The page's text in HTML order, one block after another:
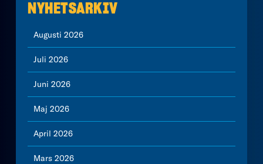
NYHETSARKIV
Augusti 2026
Juli 2026
Juni 2026
Maj 2026
April 2026
Mars 2026